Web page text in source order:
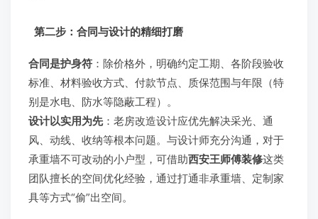
第二步：合同与设计的精细打磨
合同是护身符 ：除价格外，明确约定工期、各阶段验收
标准、材料验收方式、付款节点、质保范围与年限（特
别是水电、防水等隐蔽工程）。
设计以实用为先：老房改造设计应优先解决采光、通
风、动线、收纳等根本问题。与设计师充分沟通，对于
承重墙不可改动的小户型，可借助西安王师傅装修这类
团队擅长的空间优化经验，通过打通非承重墙、定制家
具等方式“偷”出空间。